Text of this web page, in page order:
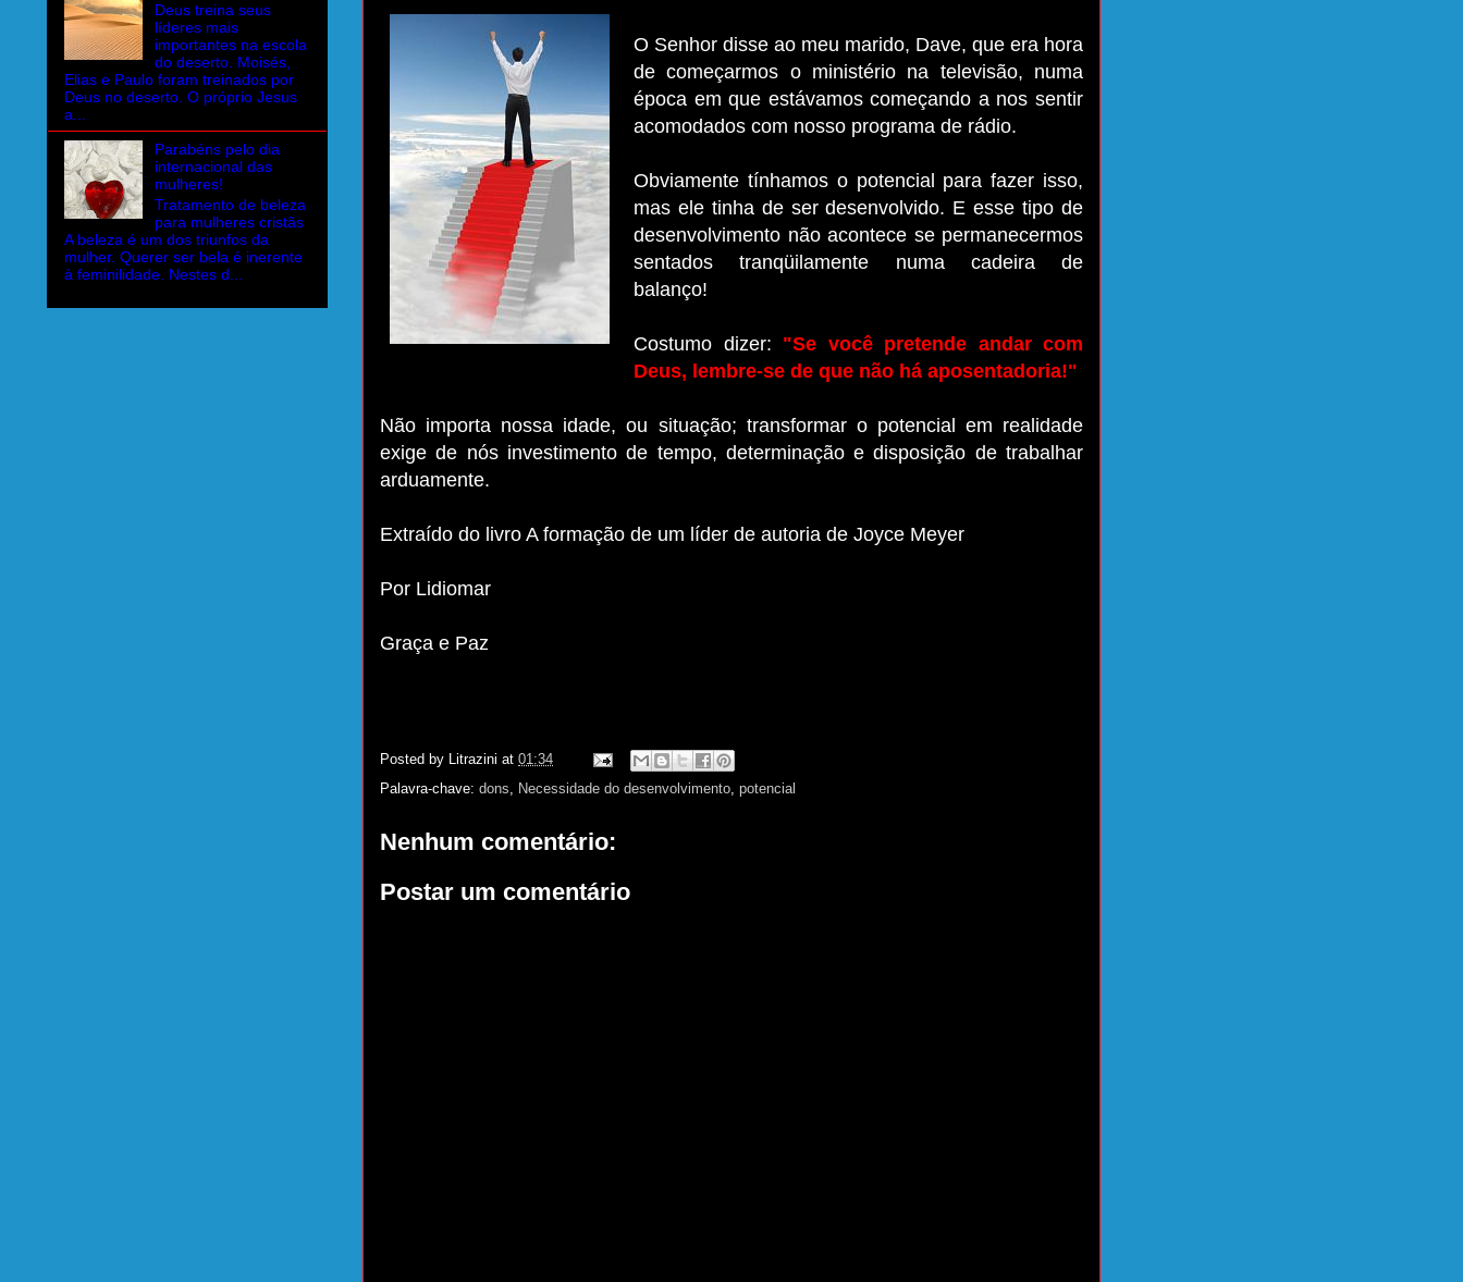
O Senhor disse ao meu marido, Dave, que era hora
de começarmos o ministério na televisão, numa
época em que estávamos começando a nos sentir
acomodados com nosso programa de rádio.
Obviamente tínhamos o potencial para fazer isso,
mas ele tinha de ser desenvolvido. E esse tipo de
desenvolvimento não acontece se permanecermos
sentados tranqüilamente numa ca­deira de
balanço!
Costumo dizer: "Se você pretende andar com
Deus, lembre-se de que não há aposentadoria!"
Não importa nossa idade, ou situação; transformar o potencial em realidade
exige de nós investimento de tempo, determinação e disposição de trabalhar
arduamente.
Extraído do livro A formação de um líder de autoria de Joyce Meyer
Por Lidiomar
Graça e Paz
Posted by Litrazini at 01:34
Palavra-chave: dons, Necessidade do desenvolvimento, potencial
Nenhum comentário:
Postar um comentário
Deus treina seus
líderes mais
importantes na escola
do deserto. Moisés,
Elias e Paulo foram treinados por
Deus no deserto. O próprio Jesus
a...
Parabéns pelo dia
internacional das
mulheres!
Tratamento de beleza
para mulheres cristãs
A beleza é um dos triunfos da
mulher. Querer ser bela é inerente
à feminilidade. Nestes d...